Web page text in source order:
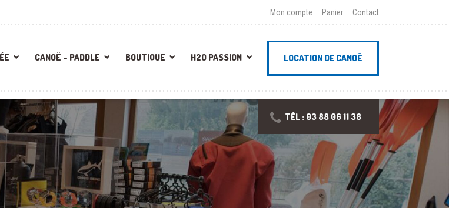
Mon compte Panier Contact
CANOË – PADDLE BOUTIQUE H2O PASSION LOCATION DE CANOË
TÉL : 03 88 06 11 38